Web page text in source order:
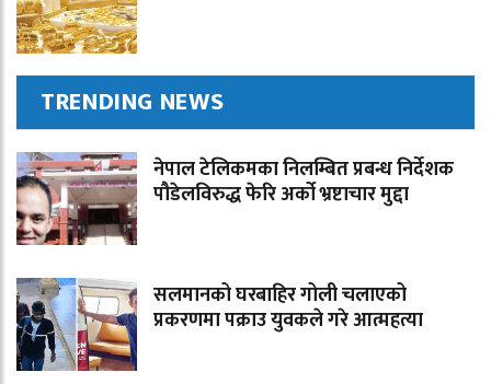
TRENDING NEWS
नेपाल टेलिकमका निलम्बित प्रबन्ध निर्देशक
पौडेलविरुद्ध फेरि अर्को भ्रष्टाचार मुद्दा
सलमानको घरबाहिर गोली चलाएको
प्रकरणमा पक्राउ युवकले गरे आत्महत्या